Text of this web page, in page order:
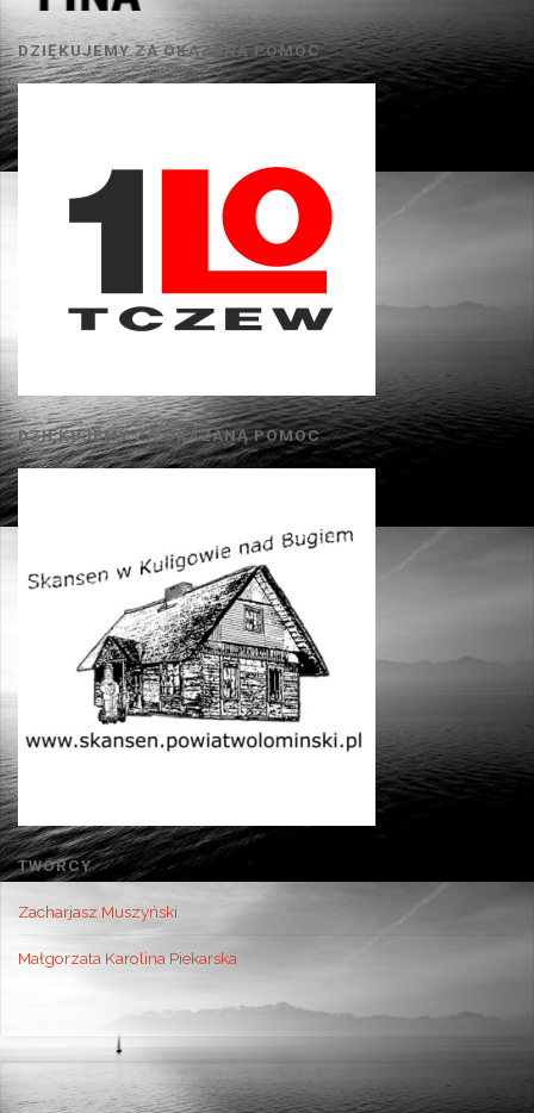
DZIĘKUJEMY ZA OKAZANĄ POMOC
DZIĘKUJEMY ZA OKAZANĄ POMOC
TWÓRCY
Zacharjasz Muszyński
Małgorzata Karolina Piekarska